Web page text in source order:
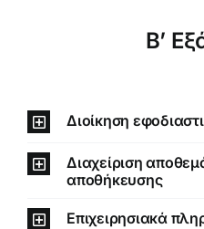
Β’
Διοίκηση
Διαχείριση
αποθήκευσης
Επιχειρησιακά